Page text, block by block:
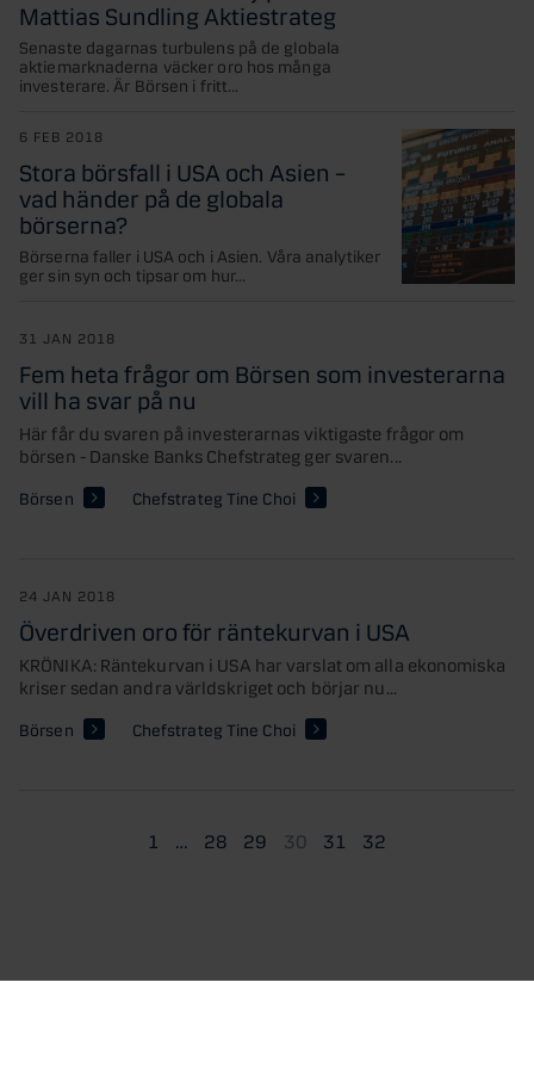
Mattias Sundling Aktiestrateg
Senaste dagarnas turbulens på de globala
aktiemarknaderna väcker oro hos många
investerare. Är Börsen i fritt...
6 FEB 2018
Stora börsfall i USA och Asien –
vad händer på de globala
börserna?
Börserna faller i USA och i Asien. Våra analytiker
ger sin syn och tipsar om hur...
31 JAN 2018
Fem heta frågor om Börsen som investerarna
vill ha svar på nu
Här får du svaren på investerarnas viktigaste frågor om
börsen - Danske Banks Chefstrateg ger svaren...
Börsen Chefstrateg Tine Choi
24 JAN 2018
Överdriven oro för räntekurvan i USA
KRÖNIKA: Räntekurvan i USA har varslat om alla ekonomiska
kriser sedan andra världskriget och börjar nu...
Börsen Chefstrateg Tine Choi
1 28 29 30 31 32